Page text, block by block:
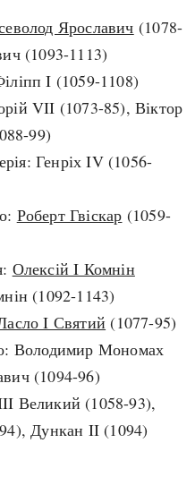
ІНФОГРАФІКА
ПРЯМА МОВА
МОЯ ІСТОРІЯ
Козацька доба
Хронологія
Античні часи
Темні віки
Ярославич (1078-
(1093-1113)
I (1059-1108)
VII (1073-85), Віктор
99)
Генріх IV (1056-
Роберт Гвіскар (1059-
Олексій I Комнін
(1092-1143)
I Святий (1077-95)
Володимир Мономах
(1094-96)
Великий (1058-93),
Дункан II (1094)